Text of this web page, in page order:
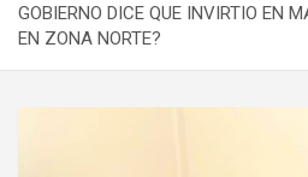
GOBIERNO DICE QUE INVIRTIO EN
EN ZONA NORTE?